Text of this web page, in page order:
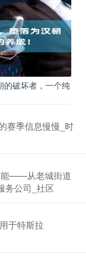
的破坏者，一个纯
赛季信息慢慢_时
能——从老城街道
务公司_社区
于特斯拉